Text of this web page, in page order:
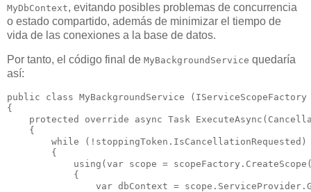
MyDbContext, evitando posibles problemas de concurrencia
o estado compartido, además de minimizar el tiempo de
vida de las conexiones a la base de datos.
Por tanto, el código final de MyBackgroundService quedaría
así:
public class MyBackgroundService
{
protected override async Task
    {
        while (!stoppingToken.IsCancellationRequested)
        {
using(var scope =
            {
var dbContext =